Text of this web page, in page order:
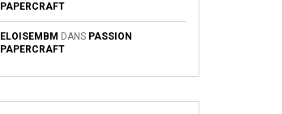
PAPERCRAFT
ELOISEMBM DANS PASSION
PAPERCRAFT